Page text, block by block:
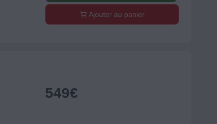
Ajouter au panier
549€